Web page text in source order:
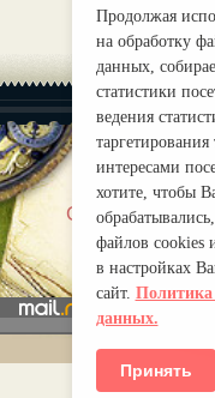
О нас
Продолжая
на обработку
данных,
статистики
ведения
таргетирования
интересами
хотите, чтобы
файлов cookies
в настройках
сайт. Политика
данных.
Принять